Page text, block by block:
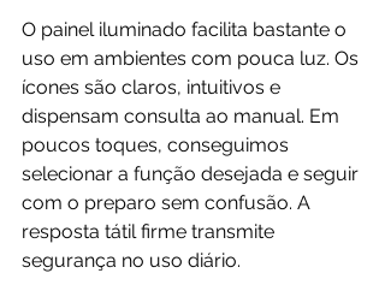
O painel iluminado facilita bastante o
uso em ambientes com pouca luz. Os
ícones são claros, intuitivos e
dispensam consulta ao manual. Em
poucos toques, conseguimos
selecionar a função desejada e seguir
com o preparo sem confusão. A
resposta tátil firme transmite
segurança no uso diário.